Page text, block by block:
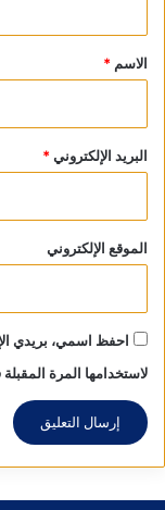
*
الاسم *
البريد الإلكتروني*
الموقع الإلكتروني
احفظ اسمي، بريدي
لاستخدامها المرة